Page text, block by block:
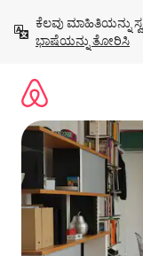
ಹೋಗಿ
ಕೆಲವು ಮಾಹಿತಿಯನ್ನು
ಭಾಷೆಯನ್ನು ತೋರಿಸಿ